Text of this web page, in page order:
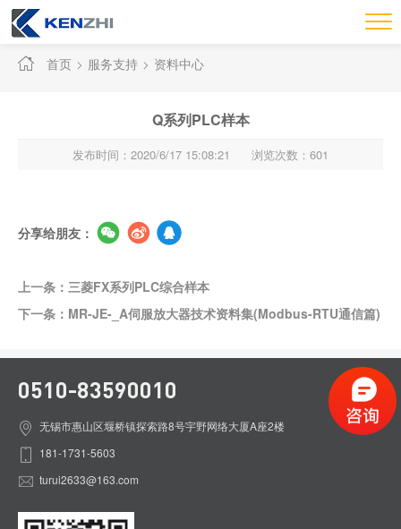
首页 服务支持 资料中心
Q系列PLC样本
发布时间：2020/6/17 15:08:21 浏览次数：601
分享给朋友：
上一条：三菱FX系列PLC综合样本
下一条：MR-JE-_A伺服放大器技术资料集(Modbus-RTU通信篇)
0510-83590010
无锡市惠山区堰桥镇探索路8号宇野网络大厦A座2楼
181-1731-5603
turui2633@163.com